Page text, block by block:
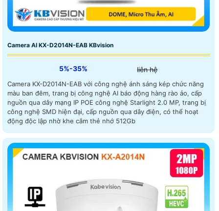
Camera AI KX-D2014N-EAB KBvision
5%-35% liên hệ
Camera KX-D2014N-EAB với công nghệ ánh sáng kép chức năng
màu ban đêm, trang bị công nghệ AI báo động hàng rào ảo, cấp
nguồn qua dây mạng IP POE công nghệ Starlight 2.0 MP, trang bị
công nghệ SMD hiện đại, cấp nguồn qua dây điện, có thể hoạt
động độc lập nhờ khe cắm thẻ nhớ 512Gb